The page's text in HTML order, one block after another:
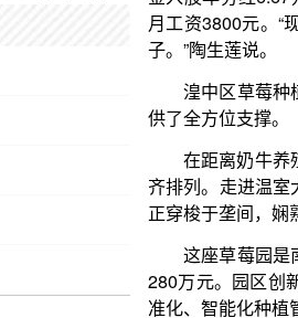
在距离奶牛养殖基地不远处
齐排列。走进温室大棚，翠绿的
正穿梭于垄间，娴熟地进行老叶修
这座草莓园是南京金色庄园
280万元。园区创新采用超高垄种
现了亩产1500公斤、亩均产值10
宁基地负责人刘痕说。
在湟中区多巴镇玉拉村，东西
合作社依托江苏技术支撑，建成
260栋塑料大棚、8260平方米现
销售的全产业链体系。